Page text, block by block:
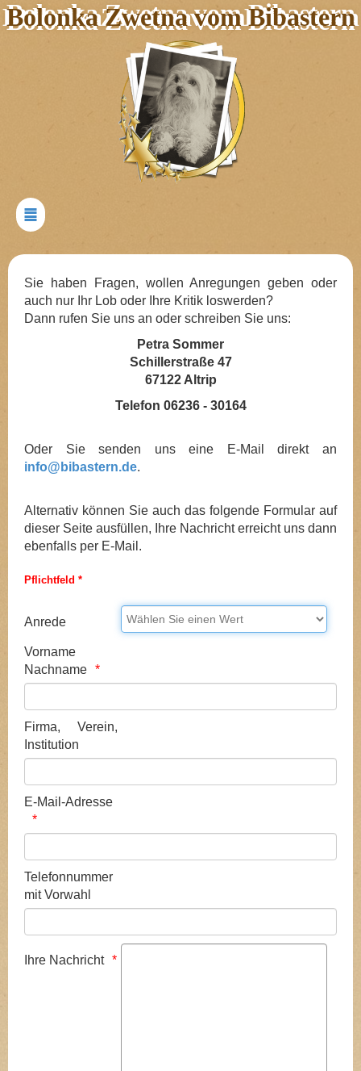
Bolonka Zwetna vom Bibastern
Sie haben Fragen, wollen Anregungen geben oder
auch nur Ihr Lob oder Ihre Kritik loswerden?
Dann rufen Sie uns an oder schreiben Sie uns:
Petra Sommer
Schillerstraße 47
67122 Altrip
Telefon 06236 - 30164
Oder Sie senden uns eine E-Mail direkt an
info@bibastern.de.
Alternativ können Sie auch das folgende Formular auf
dieser Seite ausfüllen, Ihre Nachricht erreicht uns dann
ebenfalls per E-Mail.
Pflichtfeld *
Anrede
Vorname
Nachname
Firma, Verein,
Institution
E-Mail-Adresse
Telefonnummer
mit Vorwahl
Ihre Nachricht